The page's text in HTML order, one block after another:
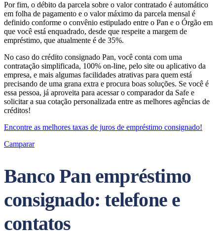
Por fim, o débito da parcela sobre o valor contratado é automático
em folha de pagamento e o valor máximo da parcela mensal é
definido conforme o convênio estipulado entre o Pan e o Órgão em
que você está enquadrado, desde que respeite a margem de
empréstimo, que atualmente é de 35%.
No caso do crédito consignado Pan, você conta com uma
contratação simplificada, 100% on-line, pelo site ou aplicativo da
empresa, e mais algumas facilidades atrativas para quem está
precisando de uma grana extra e procura boas soluções. Se você é
essa pessoa, já aproveita para acessar o comparador da Safe e
solicitar a sua cotação personalizada entre as melhores agências de
créditos!
Encontre as melhores taxas de juros de empréstimo consignado!
Camparar
Banco Pan empréstimo
consignado: telefone e
contatos